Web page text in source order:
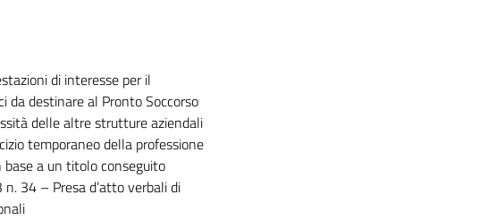
di interesse per il
da destinare al Pronto Soccorso
delle altre strutture aziendali
temporaneo della professione
a un titolo conseguito
34 – Presa d’atto verbali di